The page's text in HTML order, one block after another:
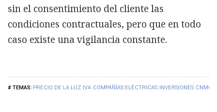
PRECIO DE LA LUZ IVA COMPAÑÍAS ELÉCTRICAS INVERSIONES CNMC
sin el consentimiento del cliente las
condiciones contractuales, pero que en todo
caso existe una vigilancia constante.